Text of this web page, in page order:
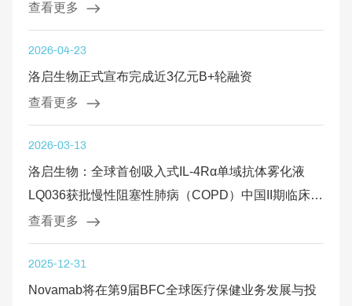
查看更多
2026-04-23
洛启生物正式宣布完成近3亿元B+轮融资
查看更多
2026-03-13
洛启生物：全球首创吸入式IL-4Rα单域抗体雾化液
LQ036获批慢性阻塞性肺病（COPD）中国II期临床试
验
查看更多
2025-12-31
Novamab将在第9届BFC全球医疗保健业务发展与投